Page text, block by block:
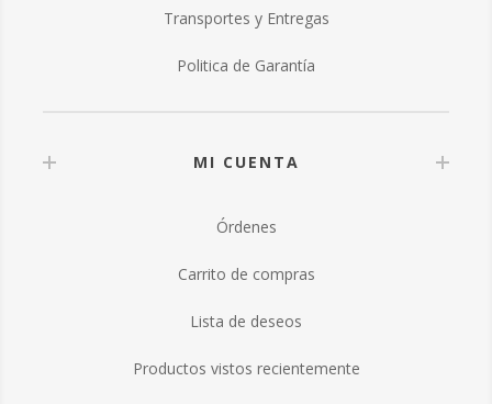
Transportes y Entregas
Politica de Garantía
MI CUENTA
Órdenes
Carrito de compras
Lista de deseos
Productos vistos recientemente